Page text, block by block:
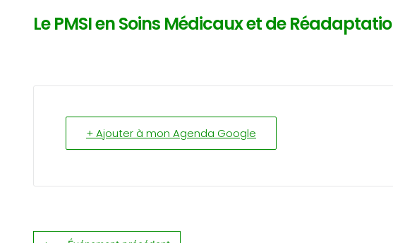
Le PMSI en Soins Médicaux et de
+ Ajouter à mon Agenda Google